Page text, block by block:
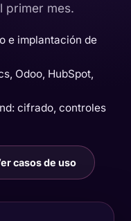
primer mes.
e implantación de
Odoo, HubSpot,
cifrado, controles
casos de uso